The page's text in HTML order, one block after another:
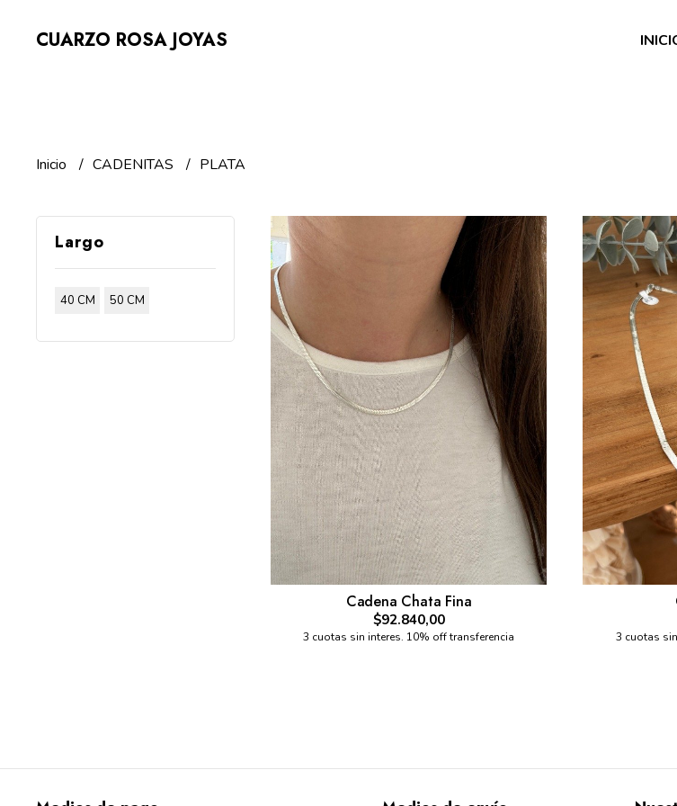
CUARZO ROSA JOYAS
Inicio CADENITAS PLATA
Largo
40 CM 50 CM
Cadena Chata Fina
$92.840,00
3 cuotas sin interes. 10% off transferencia 3 cuotas